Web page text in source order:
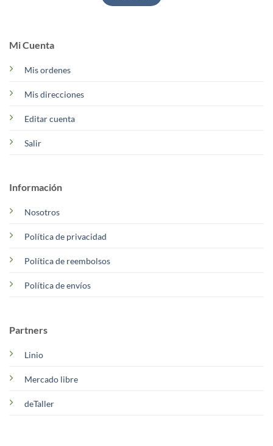
Mi Cuenta
Mis ordenes
Mis direcciones
Editar cuenta
Salir
Información
Nosotros
Política de privacidad
Política de reembolsos
Política de envíos
Partners
Linio
Mercado libre
deTaller